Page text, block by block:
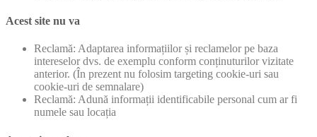
Acest site nu va
Reclamă: Adaptarea informațiilor și reclamelor pe baza
intereselor dvs. de exemplu conform conținuturilor vizitate
anterior. (În prezent nu folosim targeting cookie-uri sau
cookie-uri de semnalare)
Reclamă: Adună informații identificabile personal cum ar fi
numele sau locația